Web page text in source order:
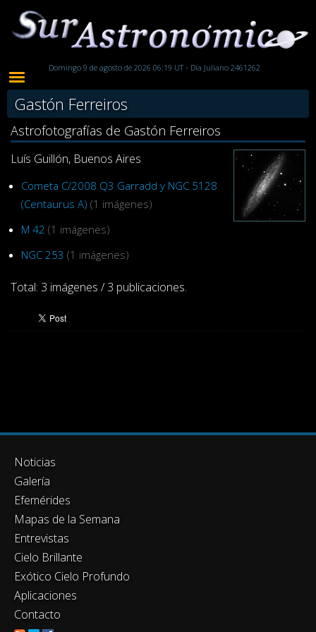
Domingo 9 de agosto de 2026 06:19 UT - Día Juliano 2461262
Gastón Ferreiros
Astrofotografías de Gastón Ferreiros
Luís Guillón, Buenos Aires
Cometa C/2008 Q3 Garradd y NGC 5128
(Centaurus A) (1 imágenes)
M 42 (1 imágenes)
NGC 253 (1 imágenes)
Total: 3 imágenes / 3 publicaciones.
Noticias
Galería
Efemérides
Mapas de la Semana
Entrevistas
Cielo Brillante
Exótico Cielo Profundo
Aplicaciones
Contacto